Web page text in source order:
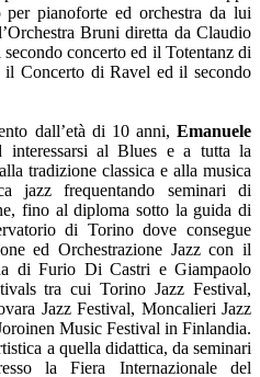
pianoforte ed orchestra da lui
Bruni diretta da Claudio
concerto ed il Totentanz di
Concerto di Ravel ed il secondo
dall’età di 10 anni, Emanuele
interessarsi al Blues e a tutta la
tradizione classica e alla musica
jazz frequentando seminari di
fino al diploma sotto la guida di
di Torino dove consegue
ed Orchestrazione Jazz con il
di Furio Di Castri e Giampaolo
tra cui Torino Jazz Festival,
Jazz Festival, Moncalieri Jazz
Music Festival in Finlandia.
a quella didattica, da seminari
la Fiera Internazionale del